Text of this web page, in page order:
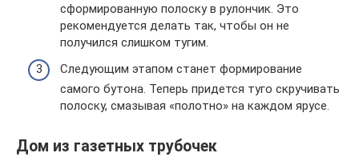
сформированную полоску в рулончик. Это
рекомендуется делать так, чтобы он не
получился слишком тугим.
Следующим этапом станет формирование
самого бутона. Теперь придется туго скручивать
полоску, смазывая «полотно» на каждом ярусе.
Дом из газетных трубочек